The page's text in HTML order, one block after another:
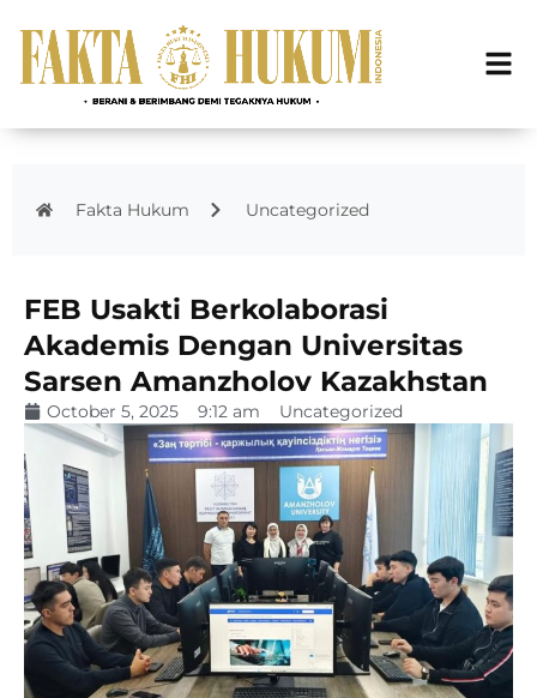
Fakta Hukum Uncategorized
FEB Usakti Berkolaborasi
Akademis Dengan Universitas
Sarsen Amanzholov Kazakhstan
October 5, 2025 9:12 am Uncategorized